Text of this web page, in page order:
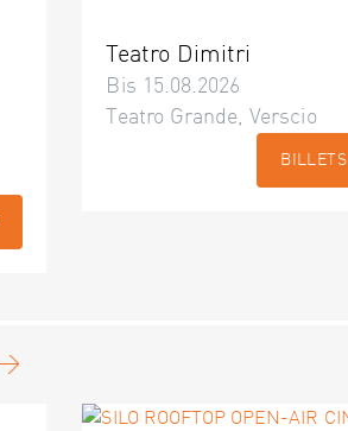
Teatro Dimitri
Bis 15.08.2026
Teatro Grande, Verscio
BILLETS